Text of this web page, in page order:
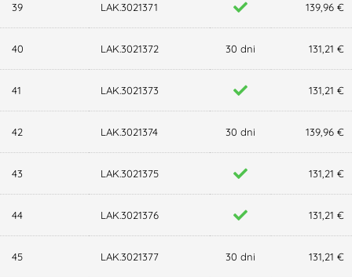
39 LAK.3021371 139,96 €
40 LAK.3021372 30 dni 131,21 €
41 LAK.3021373 131,21 €
42 LAK.3021374 30 dni 139,96 €
43 LAK.3021375 131,21 €
44 LAK.3021376 131,21 €
45 LAK.3021377 30 dni 131,21 €